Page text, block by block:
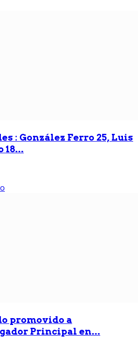
: González Ferro 25, Luis
18...
promovido a
Principal en...